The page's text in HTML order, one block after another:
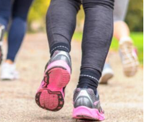
con los otros, nos hemos hecho
que no nos
de nosotros se ha caído. Por
un e-mail para
duda que recorrer El Camino
todo sea más fácil. Si hay algo
de sus seguidores es que